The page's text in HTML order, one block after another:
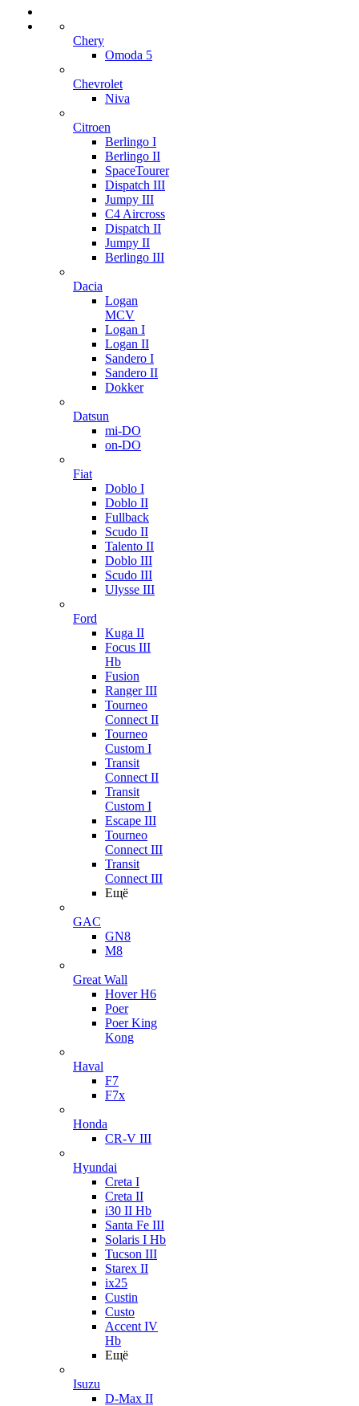
Chery
Omoda 5
Chevrolet
Niva
Citroen
Berlingo I
Berlingo II
SpaceTourer
Dispatch III
Jumpy III
C4 Aircross
Dispatch II
Jumpy II
Berlingo III
Dacia
Logan
MCV
Logan I
Logan II
Sandero I
Sandero II
Dokker
Datsun
mi-DO
on-DO
Fiat
Doblo I
Doblo II
Fullback
Scudo II
Talento II
Doblo III
Scudo III
Ulysse III
Ford
Kuga II
Focus III
Hb
Fusion
Ranger III
Tourneo
Connect II
Tourneo
Custom I
Transit
Connect II
Transit
Custom I
Escape III
Tourneo
Connect III
Transit
Connect III
Ещё
GAC
GN8
M8
Great Wall
Hover H6
Poer
Poer King
Kong
Haval
F7
F7x
Honda
CR-V III
Hyundai
Creta I
Creta II
i30 II Hb
Santa Fe III
Solaris I Hb
Tucson III
Starex II
ix25
Custin
Custo
Accent IV
Hb
Ещё
Isuzu
D-Max II